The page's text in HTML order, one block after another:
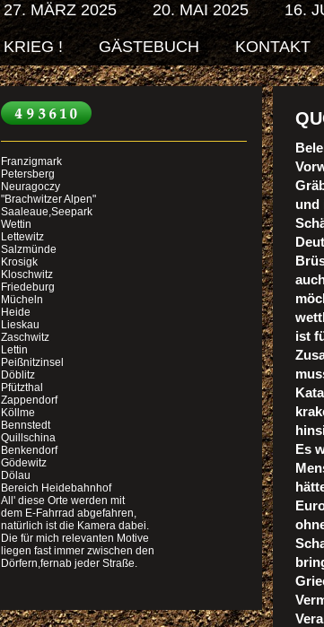
27. MÄRZ 2025 20. MAI 2025 16.
KRIEG ! GÄSTEBUCH KONTAKT
und
ist
Es
Franzigmark
Petersberg
Neuragoczy
"Brachwitzer Alpen"
Saaleaue,Seepark
Wettin
Lettewitz
Salzmünde
Krosigk
Kloschwitz
Friedeburg
Mücheln
Heide
Lieskau
Zaschwitz
Lettin
Peißnitzinsel
Döblitz
Pfützthal
Zappendorf
Köllme
Bennstedt
Quillschina
Benkendorf
Gödewitz
Dölau
Bereich Heidebahnhof
All' diese Orte werden mit
dem E-Fahrrad abgefahren,
natürlich ist die Kamera dabei.
Die für mich relevanten Motive
liegen fast immer zwischen den
Dörfern,fernab jeder Straße.